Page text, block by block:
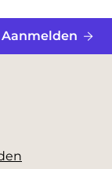
Aanmelden